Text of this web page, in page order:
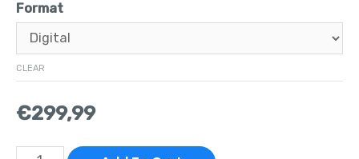
Format
CLEAR
€299,99